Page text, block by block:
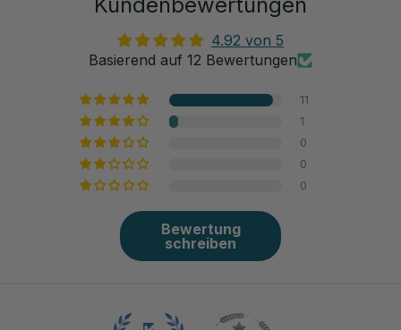
4.92 von 5
Basierend auf 12 Bewertungen
11
1
0
0
0
Bewertung
schreiben